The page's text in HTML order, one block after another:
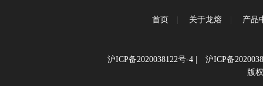
首页 关于龙熔 产品
沪ICP备2020038122号-4| 沪ICP备
版